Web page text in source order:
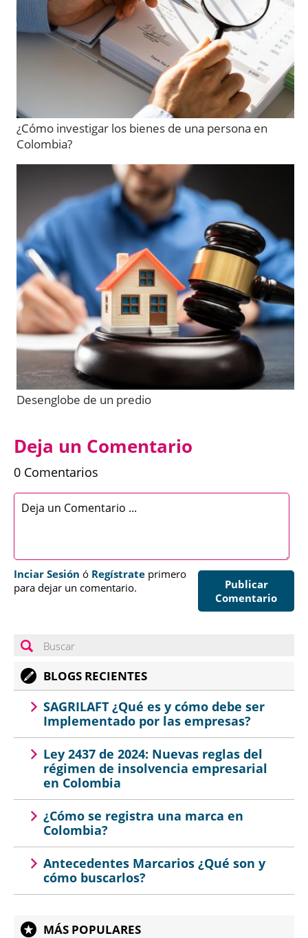
¿Cómo investigar los bienes de una persona en
Colombia?
Desenglobe de un predio
Deja un Comentario
0 Comentarios
Publicar
Comentario
Inciar Sesión ó Regístrate primero
para dejar un comentario.
BLOGS RECIENTES
SAGRILAFT ¿Qué es y cómo debe ser
Implementado por las empresas?
Ley 2437 de 2024: Nuevas reglas del
régimen de insolvencia empresarial
en Colombia
¿Cómo se registra una marca en
Colombia?
Antecedentes Marcarios ¿Qué son y
cómo buscarlos?
MÁS POPULARES